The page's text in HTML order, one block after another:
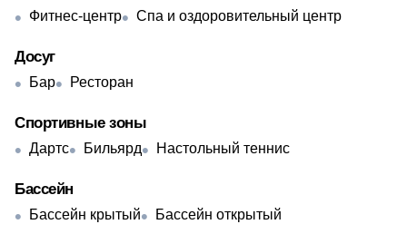
Фитнес-центр Спа и оздоровительный центр
Досуг
Бар Ресторан
Спортивные зоны
Дартс Бильярд Настольный теннис
Бассейн
Бассейн крытый Бассейн открытый